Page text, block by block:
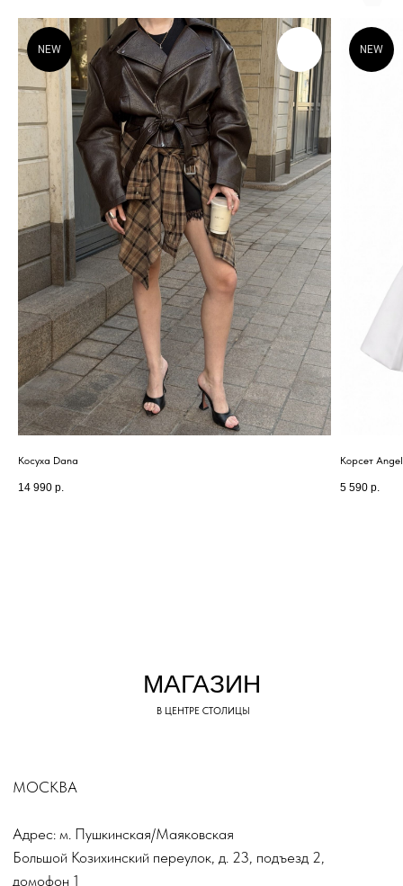
NEW
Косуха Dana
14 990 р.
NEW
Корсет Angel
5 590 р.
МАГАЗИН
МОСКВА
Адрес: м. Пушкинская/Маяковская
Большой Козихинский переулок, д. 23, подъезд 2,
домофон 1
Часы работы: 11:00-21:00, ежедневно
Телефон: +7 (903) 577-33-99
ОНЛАЙН-ОТДЕЛ
Телефон: +7 (903) 577-33-99
В ЦЕНТРЕ СТОЛИЦЫ
*
*Запрещен на территории РФ
КОНСУЛЬТАНТЫ-СТИЛИСТЫ
ПОМОГУТ ВЫБРАТЬ И
СТИЛИЗОВАТЬ ОБРАЗ ДЛЯ ЛЮБОГО